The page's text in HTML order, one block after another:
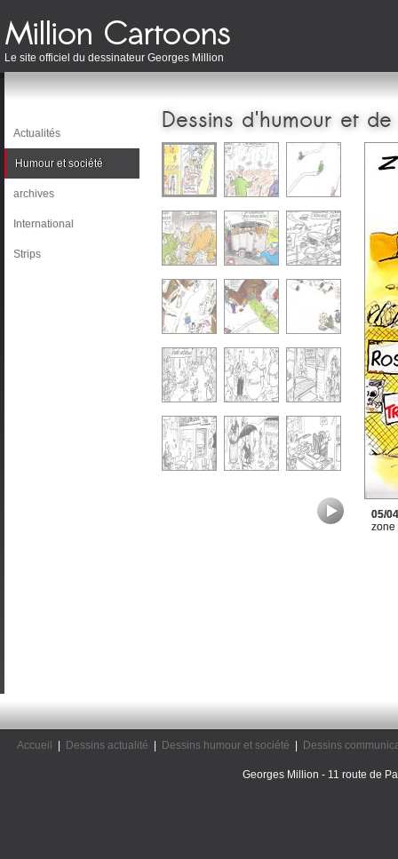
Le site officiel du dessinateur Georges Million
Actualités
Humour et société
archives
International
Strips
Dessins d'humour et
05/
zone
Accueil Dessins actualité Dessins humour et société Dessins
Georges Million - 11 route de